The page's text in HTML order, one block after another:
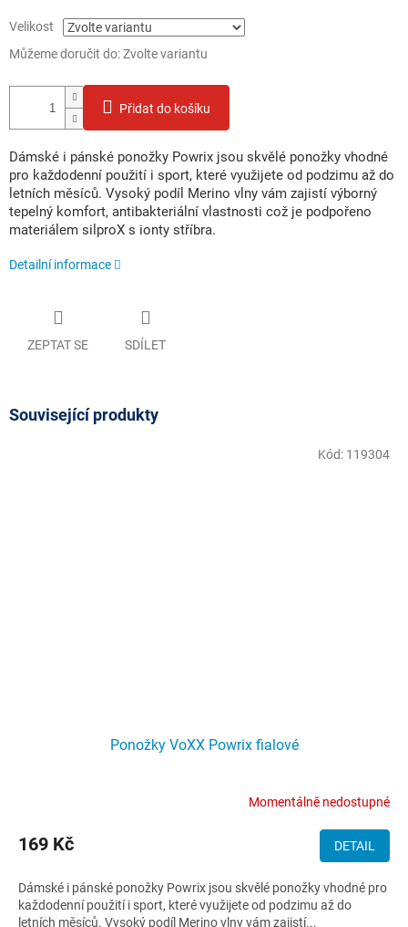
Velikost
Můžeme doručit do:Zvolte variantu
Přidat do košíku
Dámské i pánské ponožky Powrix jsou skvělé ponožky vhodné
pro každodenní použití i sport, které využijete od podzimu až do
letních měsíců. Vysoký podíl Merino vlny vám zajistí výborný
tepelný komfort, antibakteriální vlastnosti což je podpořeno
materiálem silproX s ionty stříbra.
Detailní informace
ZEPTAT SE SDÍLET
Související produkty
Ponožky VoXX Powrix fialové
Momentálně nedostupné
169 Kč DETAIL
Dámské i pánské ponožky Powrix jsou skvělé ponožky vhodné pro
každodenní použití i sport, které využijete od podzimu až do
letních měsíců. Vysoký podíl Merino vlny vám zajistí...
Kód: 119304